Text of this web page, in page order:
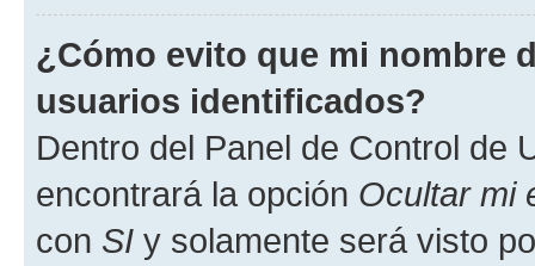
¿Cómo evito que mi nombre
usuarios identificados?
Dentro del Panel de Control de
encontrará la opción Ocultar mi
con SI y solamente será visto